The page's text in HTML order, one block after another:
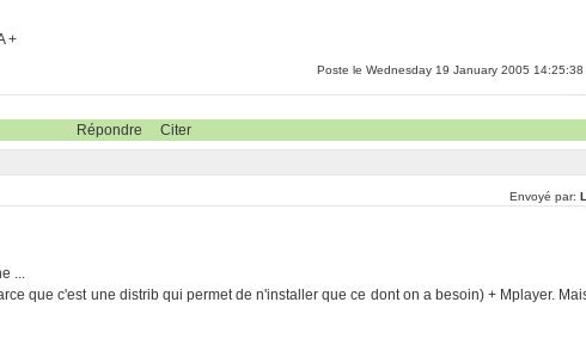
+
Poste le Wednesday 19 January 2005 14:25:38
Répondre Citer
Envoyé par:
...
que c'est une distrib qui permet de n'installer que ce dont on a besoin) + Mplayer.